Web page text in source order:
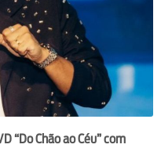
“Do Chão ao Céu” com